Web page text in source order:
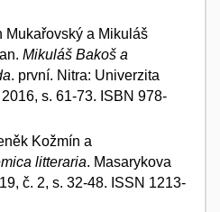
Mukařovský a Mikuláš
Mikuláš Bakoš a
. první. Nitra: Univerzita
s. 61-73. ISBN 978-
Kožmín a
litteraria. Masarykova
č. 2, s. 32-48. ISSN 1213-